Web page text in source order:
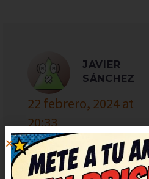
JAVIER
SÁNCHEZ
22 febrero, 2024 at
20:33
De lujo este
y fresco. Deberían